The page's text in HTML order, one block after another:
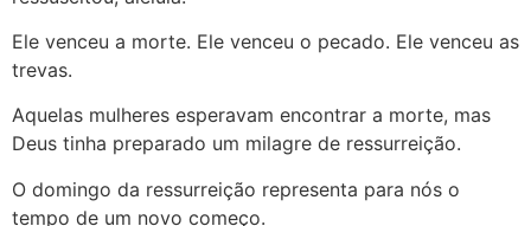
Ele venceu a morte. Ele venceu o pecado. Ele venceu as
trevas.
Aquelas mulheres esperavam encontrar a morte, mas
Deus tinha preparado um milagre de ressurreição.
O domingo da ressurreição representa para nós o
tempo de um novo começo.